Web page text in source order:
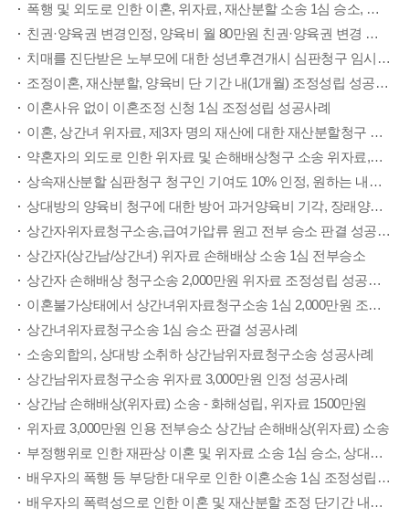
폭행 및 외도로 인한 이혼, 위자료, 재산분할 소송 1심 승소, 상대방 항소 기각 성공사례
친권·양육권 변경인정, 양육비 월 80만원 친권·양육권 변경 및 양육비 청구소송 성공사례
치매를 진단받은 노부모에 대한 성년후견개시 심판청구 임시후견인 지정, 성년후견개시 결정
조정이혼, 재산분할, 양육비 단 기간 내(1개월) 조정성립 성공사례
이혼사유 없이 이혼조정 신청 1심 조정성립 성공사례
이혼, 상간녀 위자료, 제3자 명의 재산에 대한 재산분할청구 병합소송 1심 승소 성공사례
약혼자의 외도로 인한 위자료 및 손해배상청구 소송 위자료,손해배상 2000만원 이상 성공사례
상속재산분할 심판청구 청구인 기여도 10% 인정, 원하는 내용으로 재산분할 인용 성공사례
상대방의 양육비 청구에 대한 방어 과거양육비 기각, 장래양육비 중 일부만 인정 성공사례
상간자위자료청구소송,급여가압류 원고 전부 승소 판결 성공사례
상간자(상간남/상간녀) 위자료 손해배상 소송 1심 전부승소
상간자 손해배상 청구소송 2,000만원 위자료 조정성립 성공사례
이혼불가상태에서 상간녀위자료청구소송 1심 2,000만원 조정성립
상간녀위자료청구소송 1심 승소 판결 성공사례
소송외합의, 상대방 소취하 상간남위자료청구소송 성공사례
상간남위자료청구소송 위자료 3,000만원 인정 성공사례
상간남 손해배상(위자료) 소송 - 화해성립, 위자료 1500만원
위자료 3,000만원 인용 전부승소 상간남 손해배상(위자료) 소송
부정행위로 인한 재판상 이혼 및 위자료 소송 1심 승소, 상대방 항소 취하
배우자의 폭행 등 부당한 대우로 인한 이혼소송 1심 조정성립 성공사례
배우자의 폭력성으로 인한 이혼 및 재산분할 조정 단기간 내에 이혼성립(화해권고결정)